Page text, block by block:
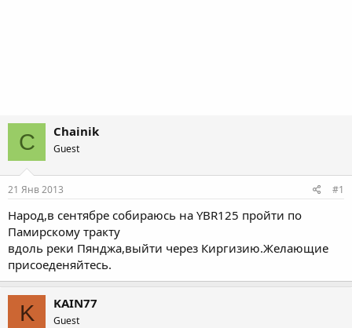
C Chainik
Guest
21 Янв 2013 #1
Народ,в сентябре собираюсь на YBR125 пройти по
Памирскому тракту
вдоль реки Пянджа,выйти через Киргизию.Желающие
присоеденяйтесь.
K KAIN77
Guest